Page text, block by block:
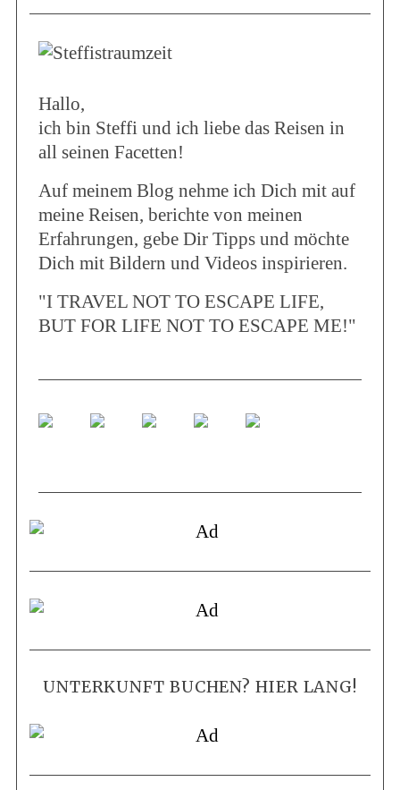
Hallo,
ich bin Steffi und ich liebe das Reisen in
all seinen Facetten!
Auf meinem Blog nehme ich Dich mit auf
meine Reisen, berichte von meinen
Erfahrungen, gebe Dir Tipps und möchte
Dich mit Bildern und Videos inspirieren.
"I TRAVEL NOT TO ESCAPE LIFE,
BUT FOR LIFE NOT TO ESCAPE ME!"
UNTERKUNFT BUCHEN? HIER LANG!